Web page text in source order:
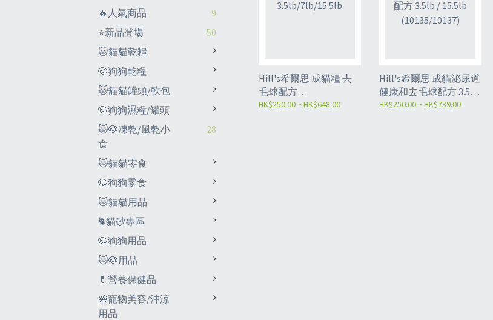
🔥人氣商品
9
⭐新品登場
50
🐱貓貓乾糧
🐶狗狗乾糧
🐱貓貓罐頭/軟包
🐶狗狗濕糧/罐頭
🐱🐶凍乾/風乾小
食
28
🐱貓貓零食
🐶狗狗零食
🐱貓貓用品
🐈貓砂專區
🐶狗狗用品
🐱🐶用品
💊營養保健品
🛀寵物美容/沖涼
用品
Hill's希爾思 成貓糧 去
毛球配方
3.5lb/7lb/15.5lb
HK$250.00 ~ HK$648.00
Hill's希爾思 成貓泌尿道
健康和去毛球配方 3.5lb
/ 15.5lb (10135/10137)
HK$250.00 ~ HK$739.00